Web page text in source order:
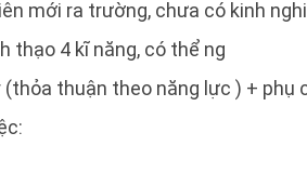
mới ra trường, chưa có kinh
thạo 4 kĩ năng, có thể ng
(thỏa thuận theo năng lực ) + phụ